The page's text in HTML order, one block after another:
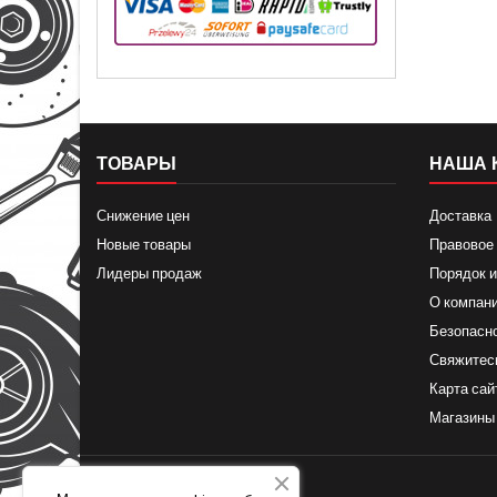
ТОВАРЫ
Снижение цен
Новые товары
Лидеры продаж
НАША
Доставка
Порядок
О
Карта
Магазины